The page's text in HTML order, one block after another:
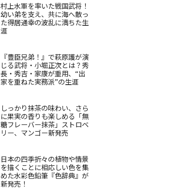
村上水軍を率いた戦国武将！
幼い弟を支え、共に海へ散っ
た得居通幸の波乱に満ちた生
涯
『豊臣兄弟！』で萩原護が演
じる武将・小堀正次とは？秀
長・秀吉・家康が重用、“出
家を重ねた実務派”の生涯
しっかり抹茶の味わい、さら
に果実の香りも楽しめる「無
糖フレーバー抹茶」ストロベ
リー、マンゴー新発売
日本の四季折々の植物や情景
を描くことに相応しい色を集
めた水彩色鉛筆『色辞典』が
新発売！